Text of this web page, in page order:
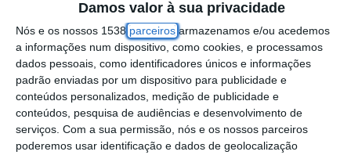
Damos valor à sua privacidade
Nós e os nossos 1538 parceiros armazenamos e/ou acedemos
a informações num dispositivo, como cookies, e processamos
dados pessoais, como identificadores únicos e informações
padrão enviadas por um dispositivo para publicidade e
conteúdos personalizados, medição de publicidade e
conteúdos, pesquisa de audiências e desenvolvimento de
serviços. Com a sua permissão, nós e os nossos parceiros
poderemos usar identificação e dados de geolocalização
A Câmara Municipal de Coruche irá investir
mais de 200 mil euros, na pavimentação da
Rua Alves Redol, no Couço.
O contrato para a empreitada foi assinado
recentemente e prevê a pavimentação do
arruamento, bem como a realização das